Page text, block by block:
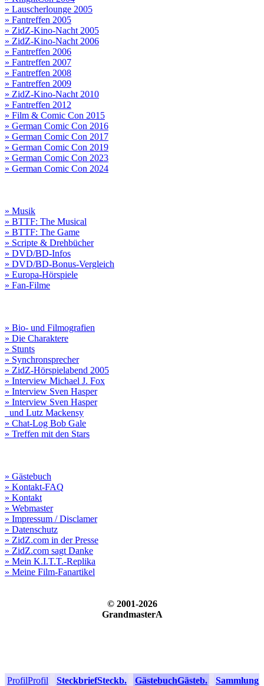
» Lauscherlounge 2005
» Fantreffen 2005
» ZidZ-Kino-Nacht 2005
» ZidZ-Kino-Nacht 2006
» Fantreffen 2006
» Fantreffen 2007
» Fantreffen 2008
» Fantreffen 2009
» ZidZ-Kino-Nacht 2010
» Fantreffen 2012
» Film & Comic Con 2015
» German Comic Con 2016
» German Comic Con 2017
» German Comic Con 2019
» German Comic Con 2023
» German Comic Con 2024
» Musik
» BTTF: The Musical
» BTTF: The Game
» Scripte & Drehbücher
» DVD/BD-Infos
» DVD/BD-Bonus-Vergleich
» Europa-Hörspiele
» Fan-Filme
» Bio- und Filmografien
» Die Charaktere
» Stunts
» Synchronsprecher
» ZidZ-Hörspielabend 2005
» Interview Michael J. Fox
» Interview Sven Hasper
» Interview Sven Hasper
und Lutz Mackensy
» Chat-Log Bob Gale
» Treffen mit den Stars
» Gästebuch
» Kontakt-FAQ
» Kontakt
» Webmaster
» Impressum / Disclamer
» Datenschutz
» ZidZ.com in der Presse
» ZidZ.com sagt Danke
» Mein K.I.T.T.-Replika
» Meine Film-Fanartikel
© 2001-2026
GrandmasterA
ProfilProfil SteckbriefSteckb. GästebuchGästeb. Sammlung